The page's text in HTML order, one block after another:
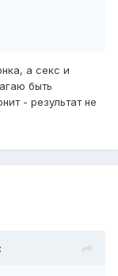
дело.
относиться. Да
додумывать
а секс и
быть
- результат не